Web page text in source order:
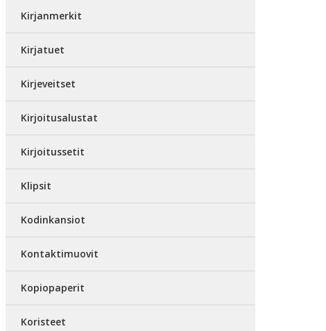
Kirjanmerkit
Kirjatuet
Kirjeveitset
Kirjoitusalustat
Kirjoitussetit
Klipsit
Kodinkansiot
Kontaktimuovit
Kopiopaperit
Koristeet